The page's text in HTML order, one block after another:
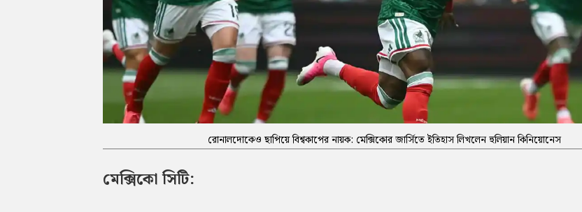
রোনালদোকেও ছাপিয়ে বিশ্বকাপের নায়ক: মেক্সিকোর জার্সিতে ইতিহাস লিখলেন হুলিয়ান কিনিয়োনেস
মেক্সিকো সিটি: